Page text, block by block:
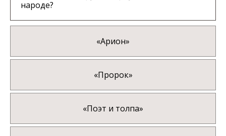
народе?
«Арион»
«Пророк»
«Поэт и толпа»